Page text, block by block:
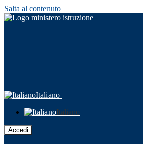
Salta al contenuto
Italiano
Italiano
Accedi